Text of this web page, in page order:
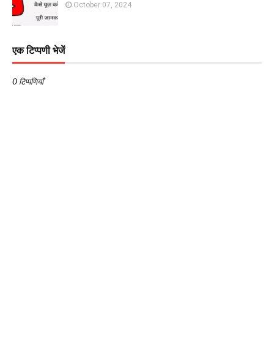
October 07, 2024
एक टिप्पणी भेजें
0 टिप्पणियाँ